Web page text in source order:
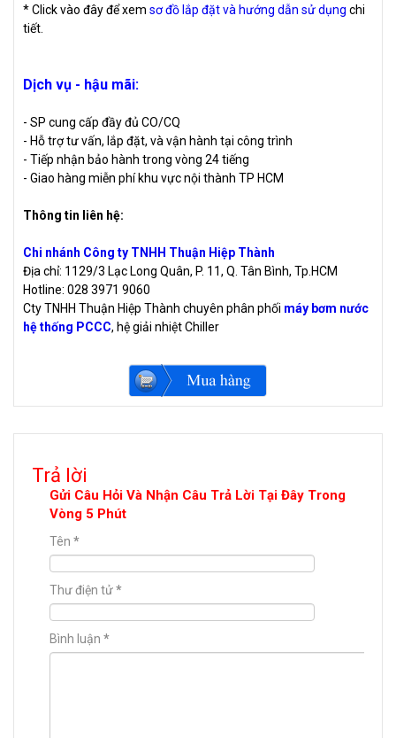
* Click vào đây để xem sơ đồ lắp đặt và hướng dẫn sử dụng chi
tiết.
Dịch vụ - hậu mãi:
- SP cung cấp đầy đủ CO/CQ
- Hỗ trợ tư vấn, lắp đặt, và vận hành tại công trình
- Tiếp nhận bảo hành trong vòng 24 tiếng
- Giao hàng miễn phí khu vực nội thành TP HCM
Thông tin liên hệ:
Chi nhánh Công ty TNHH Thuận Hiệp Thành
Địa chỉ: 1129/3 Lạc Long Quân, P. 11, Q. Tân Bình, Tp.HCM
Hotline: 028 3971 9060
Cty TNHH Thuận Hiệp Thành chuyên phân phối máy bơm nước
hệ thống PCCC, hệ giải nhiệt Chiller
Trả lời
Gửi Câu Hỏi Và Nhận Câu Trả Lời Tại Đây Trong
Vòng 5 Phút
Tên *
Thư điện tử*
Bình luận *